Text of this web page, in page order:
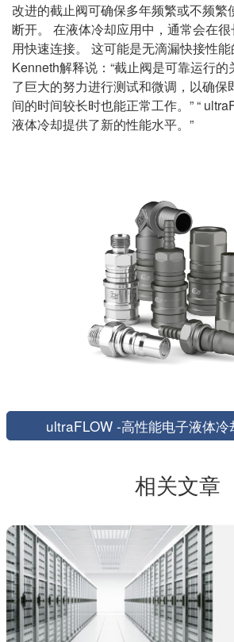
改进的截止阀可确保多年频繁或不频繁
断开。 在液体冷却应用中，通常会在
用快速连接。 这可能是无滴漏快接性能
Kenneth解释说：“截止阀是可靠运行
了巨大的努力进行测试和微调，以确保
间的时间较长时也能正常工作。” “
液体冷却提供了新的性能水平。”
ultraFLOW -高性能电子液体冷
相关文章